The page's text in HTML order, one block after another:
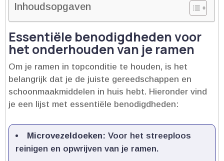
Inhoudsopgaven
Essentiële benodigdheden voor
het onderhouden van je ramen
Om je ramen in topconditie te houden, is het
belangrijk dat je de juiste gereedschappen en
schoonmaakmiddelen in huis hebt.​ Hieronder vind
je een lijst met essentiële benodigdheden:
Microvezeldoeken: Voor het streeploos
reinigen en opwrijven van je ramen.​